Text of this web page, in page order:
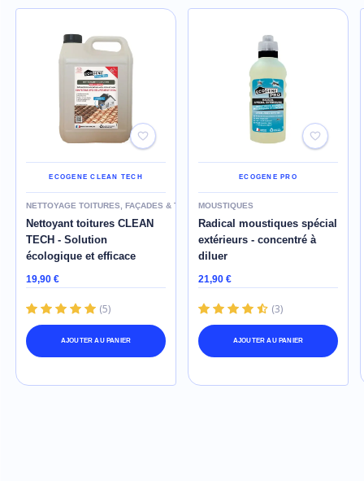
ECOGENE CLEAN TECH
NETTOYAGE TOITURES, FAÇADES & TERRASSES
Nettoyant toitures CLEAN
TECH - Solution
écologique et efficace
19,90 €
(5)
AJOUTER AU PANIER
ECOGENE PRO
MOUSTIQUES
Radical moustiques spécial
extérieurs - concentré à
diluer
21,90 €
(3)
AJOUTER AU PANIER